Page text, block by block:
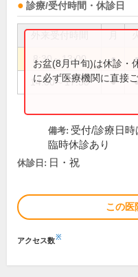
診療/受付時間・休診日
8:30～13:00 ● ●
14:00～17:30 ●
お盆(8月中旬)は休診・
に必ず医療機関に直接
備考: 受付/診療日
臨時休診あり
休診日: 日・祝
この医
アクセス数※